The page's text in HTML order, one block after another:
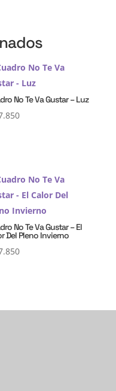
No Te Va Gustar – Luz
No Te Va Gustar – El
Del Pleno Invierno